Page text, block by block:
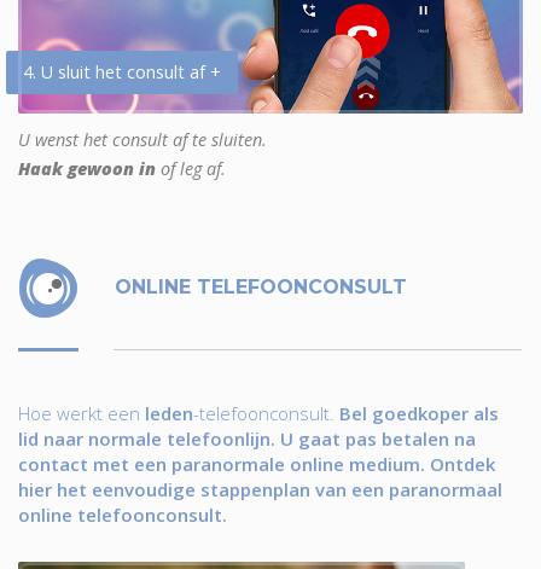
4. U sluit het consult af +
U wenst het consult af te sluiten.
Haak gewoon in of leg af.
ONLINE TELEFOONCONSULT
Hoe werkt een leden-telefoonconsult. Bel goedkoper als
lid naar normale telefoonlijn. U gaat pas betalen na
contact met een paranormale online medium. Ontdek
hier het eenvoudige stappenplan van een paranormaal
online telefoonconsult.